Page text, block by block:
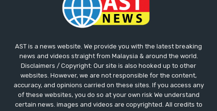
AST is a news website. We provide you with the latest breaking
news and videos straight from Malaysia & around the world.
Disclaimers / Copyright: Our site is also hooked up to other
websites. However, we are not responsible for the content,
accuracy, and opinions carried on these sites. If you access any
of these websites, you do so at your own risk We understand
certain news. images and videos are copyrighted. All credits to